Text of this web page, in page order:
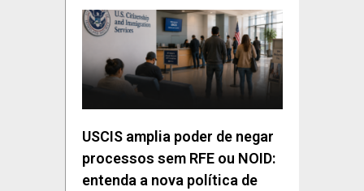
USCIS amplia poder de negar
processos sem RFE ou NOID:
entenda a nova política de